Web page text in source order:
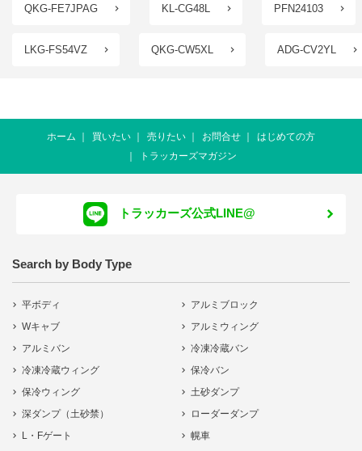
QKG-FE7JPAG KL-CG48L PFN24103
LKG-FS54VZ QKG-CW5XL ADG-CV2YL
ホーム 買いたい 売りたい お問合せ
はじめての方
トラッカーズマガジン
トラッカーズ公式LINE@
Search by Body Type
平ボディ
アルミブロック
Wキャブ
アルミウィング
アルミバン
冷凍冷蔵バン
冷凍冷蔵ウィング
保冷バン
保冷ウィング
土砂ダンプ
深ダンプ（土砂禁）
ローダーダンプ
L・Fゲート
幌車